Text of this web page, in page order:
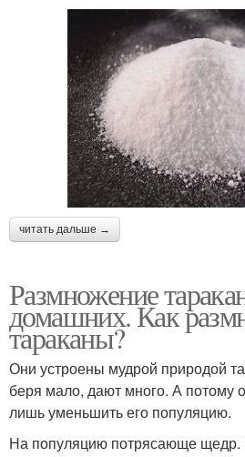
читать дальше →
Размножение
домашних. Как
тараканы?
Они устроены мудрой природой
беря мало, дают много. А потому
лишь уменьшить его популяцию.
На популяцию потрясающе щедр.